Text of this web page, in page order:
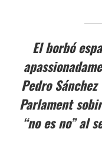
El borbó
Pedro
Parlament
“no es no” al